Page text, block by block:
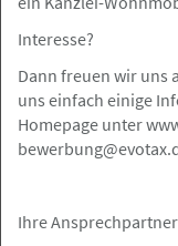
EVOTAX Hinrichs
Hamburg Gesuch
06.05.2026
Interesse?
Dann freuen wir uns
uns einfach einige
Homepage unter
Ihre